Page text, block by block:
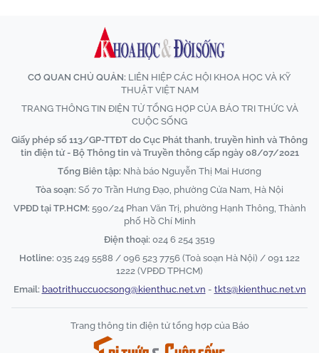
CƠ QUAN CHỦ QUẢN: LIÊN HIỆP CÁC HỘI KHOA HỌC VÀ KỸ
THUẬT VIỆT NAM
TRANG THÔNG TIN ĐIỆN TỬ TỔNG HỢP CỦA BÁO TRI THỨC VÀ
CUỘC SỐNG
Giấy phép số 113/GP-TTĐT do Cục Phát thanh, truyền hình và Thông
tin điện tử - Bộ Thông tin và Truyền thông cấp ngày 08/07/2021
Tổng Biên tập: Nhà báo Nguyễn Thị Mai Hương
Tòa soạn: Số 70 Trần Hưng Đạo, phường Cửa Nam, Hà Nội
VPĐD tại TP.HCM: 590/24 Phan Văn Trị, phường Hạnh Thông, Thành
phố Hồ Chí Minh
Điện thoại: 024 6 254 3519
Hotline: 035 249 5588 / 096 523 7756 (Toà soạn Hà Nội) / 091 122
1222 (VPĐD TPHCM)
Email: baotrithuccuocsong@kienthuc.net.vn - tkts@kienthuc.net.vn
Trang thông tin điện tử tổng hợp của Báo